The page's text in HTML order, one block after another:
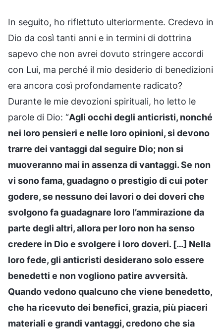
In seguito, ho riflettuto ulteriormente. Credevo in
Dio da così tanti anni e in termini di dottrina
sapevo che non avrei dovuto stringere accordi
con Lui, ma perché il mio desiderio di benedizioni
era ancora così profondamente radicato?
Durante le mie devozioni spirituali, ho letto le
parole di Dio: “Agli occhi degli anticristi, nonché
nei loro pensieri e nelle loro opinioni, si devono
trarre dei vantaggi dal seguire Dio; non si
muoveranno mai in assenza di vantaggi. Se non
vi sono fama, guadagno o prestigio di cui poter
godere, se nessuno dei lavori o dei doveri che
svolgono fa guadagnare loro l’ammirazione da
parte degli altri, allora per loro non ha senso
credere in Dio e svolgere i loro doveri. […] Nella
loro fede, gli anticristi desiderano solo essere
benedetti e non vogliono patire avversità.
Quando vedono qualcuno che viene benedetto,
che ha ricevuto dei benefici, grazia, più piaceri
materiali e grandi vantaggi, credono che sia